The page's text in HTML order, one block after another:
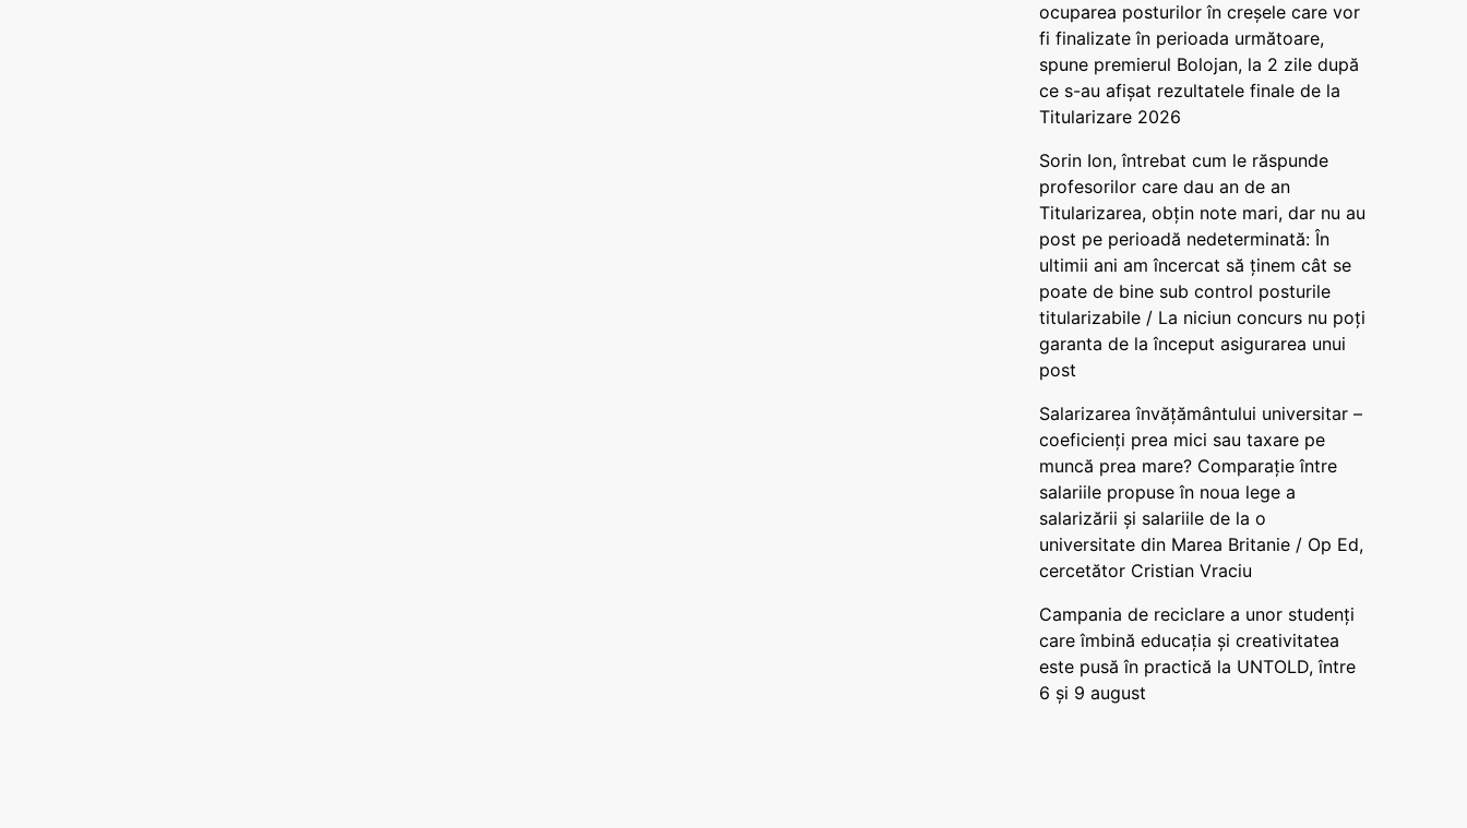
ocuparea posturilor în creșele care vor
fi finalizate în perioada următoare,
spune premierul Bolojan, la 2 zile după
ce s-au afișat rezultatele finale de la
Titularizare 2026
Sorin Ion, întrebat cum le răspunde
profesorilor care dau an de an
Titularizarea, obțin note mari, dar nu au
post pe perioadă nedeterminată: În
ultimii ani am încercat să ținem cât se
poate de bine sub control posturile
titularizabile / La niciun concurs nu poți
garanta de la început asigurarea unui
post
Salarizarea învățământului universitar –
coeficienți prea mici sau taxare pe
muncă prea mare? Comparație între
salariile propuse în noua lege a
salarizării și salariile de la o
universitate din Marea Britanie / Op Ed,
cercetător Cristian Vraciu
Campania de reciclare a unor studenți
care îmbină educația și creativitatea
este pusă în practică la UNTOLD, între
6 și 9 august